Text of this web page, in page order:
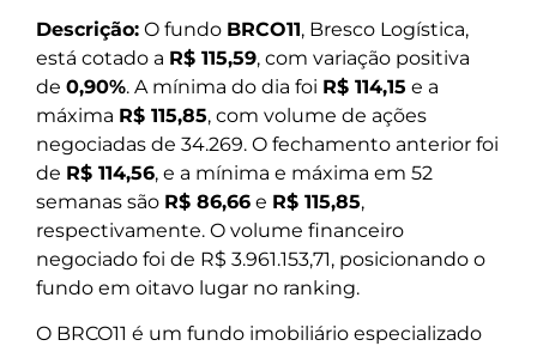
Descrição: O fundo BRCO11, Bresco Logística,
está cotado a R$ 115,59, com variação positiva
de 0,90%. A mínima do dia foi R$ 114,15 e a
máxima R$ 115,85, com volume de ações
negociadas de 34.269. O fechamento anterior foi
de R$ 114,56, e a mínima e máxima em 52
semanas são R$ 86,66 e R$ 115,85,
respectivamente. O volume financeiro
negociado foi de R$ 3.961.153,71, posicionando o
fundo em oitavo lugar no ranking.
O BRCO11 é um fundo imobiliário especializado